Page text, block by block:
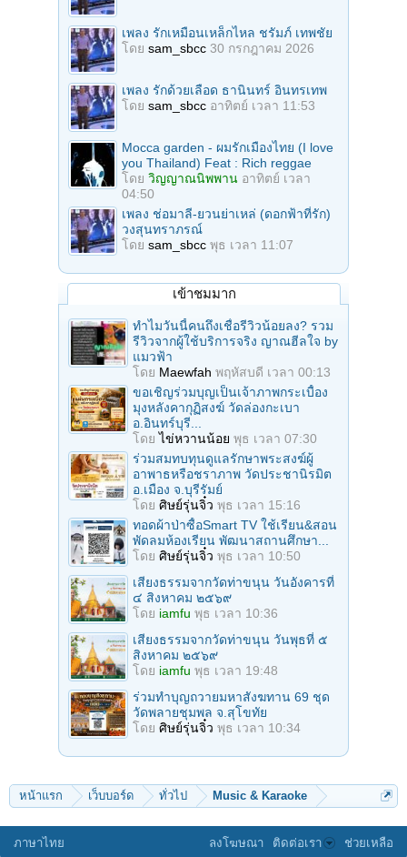
เพลง รักเหมือนเหล็กไหล ชรัมภ์ เทพชัย
โดย sam_sbcc 30 กรกฎาคม 2026
เพลง รักด้วยเลือด ธานินทร์ อินทรเทพ
โดย sam_sbcc อาทิตย์ เวลา 11:53
Mocca garden - ผมรักเมืองไทย (I love
you Thailand) Feat : Rich reggae
โดย วิญญาณนิพพาน อาทิตย์ เวลา
04:50
เพลง ช่อมาลี-ยวนย่าเหล่ (ดอกฟ้าที่รัก)
วงสุนทราภรณ์
โดย sam_sbcc พุธ เวลา 11:07
เข้าชมมาก
ทำไมวันนี้คนถึงเชื่อรีวิวน้อยลง? รวม
รีวิวจากผู้ใช้บริการจริง ญาณฮีลใจ by
แมวฟ้า
โดย Maewfah พฤหัสบดี เวลา 00:13
ขอเชิญร่วมบุญเป็นเจ้าภาพกระเบื้อง
มุงหลังคากุฏิสงฆ์ วัดล่องกะเบา
อ.อินทร์บุรี...
โดยไข่หวานน้อย พุธ เวลา 07:30
ร่วมสมทบทุนดูแลรักษาพระสงฆ์ผู้
อาพาธหรือชราภาพ วัดประชานิรมิต
อ.เมือง จ.บุรีรัมย์
โดย ศิษย์รุ่นจิ๋ว พุธ เวลา 15:16
ทอดผ้าป่าซื้อSmart TV ใช้เรียน&สอน
พัดลมห้องเรียน พัฒนาสถานศึกษา...
โดย ศิษย์รุ่นจิ๋ว พุธ เวลา 10:50
เสียงธรรมจากวัดท่าขนุน วันอังคารที่
๔ สิงหาคม ๒๕๖๙
โดย iamfu พุธ เวลา 10:36
เสียงธรรมจากวัดท่าขนุน วันพุธที่ ๕
สิงหาคม ๒๕๖๙
โดย iamfu พุธ เวลา 19:48
ร่วมทําบุญถวายมหาสังฆทาน 69 ชุด
วัดพลายชุมพล จ.สุโขทัย
โดย ศิษย์รุ่นจิ๋ว พุธ เวลา 10:34
หน้าแรก เว็บบอร์ด ทั่วไป Music & Karaoke
ภาษาไทย ลงโฆษณา ติดต่อเรา ช่วยเหลือ